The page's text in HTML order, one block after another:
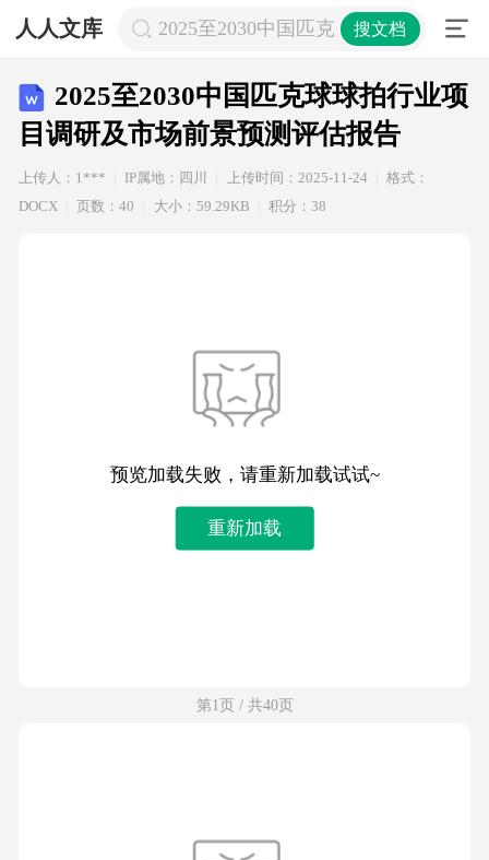
人人文库 2025至2030中国匹克球球拍行业项目
搜文档
2025至2030中国匹克球球拍行业项
目调研及市场前景预测评估报告
上传人：1*** IP属地：四川 上传时间：2025-11-24
格式：
DOCX
页数：40 大小：59.29KB 积分：38
预览加载失败，请重新加载试试~
重新加载
第1页 / 共40页